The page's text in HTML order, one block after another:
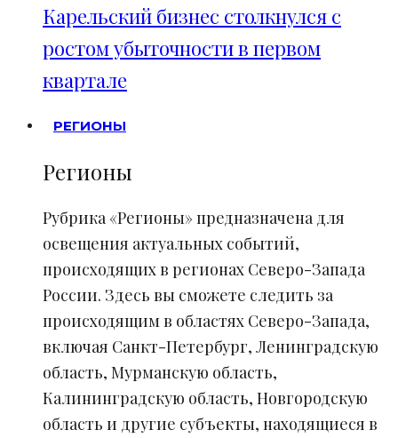
Карельский бизнес столкнулся с
ростом убыточности в первом
квартале
РЕГИОНЫ
Регионы
Рубрика «Регионы» предназначена для
освещения актуальных событий,
происходящих в регионах Северо-Запада
России. Здесь вы сможете следить за
происходящим в областях Северо-Запада,
включая Санкт-Петербург, Ленинградскую
область, Мурманскую область,
Калининградскую область, Новгородскую
область и другие субъекты, находящиеся в